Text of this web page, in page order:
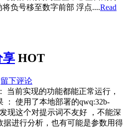
负号移至数字前部 浮点....Read
享 HOT
留下评论
当前实现的功能都能正常运行，
： 使用了本地部署的qwq:32b-
发现这个对提示词不友好 ，不能深
进行分析，也有可能是参数用得